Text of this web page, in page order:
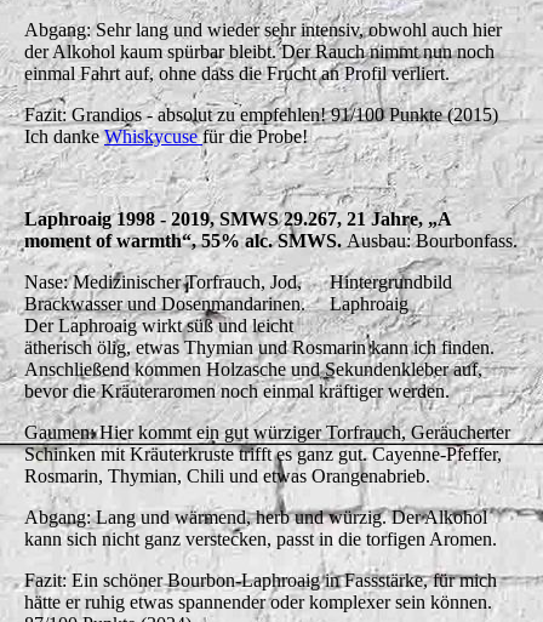
Abgang: Sehr lang und wieder sehr intensiv, obwohl auch hier
der Alkohol kaum spürbar bleibt. Der Rauch nimmt nun noch
einmal Fahrt auf, ohne dass die Frucht an Profil verliert.
Fazit: Grandios - absolut zu empfehlen! 91/100 Punkte (2015)
Ich dankeWhiskycusefür die Probe!
Laphroaig 1998 - 2019, SMWS 29.267, 21 Jahre, „A
moment of warmth“, 55% alc. SMWS. Ausbau: Bourbonfass.
Hintergrundbild
Laphroaig
Nase: Medizinischer Torfrauch, Jod,
Brackwasser und Dosenmandarinen.
Der Laphroaig wirkt süß und leicht
ätherisch ölig, etwas Thymian und Rosmarin kann ich finden.
Anschließend kommen Holzasche und Sekundenkleber auf,
bevor die Kräuteraromen noch einmal kräftiger werden.
Gaumen: Hier kommt ein gut würziger Torfrauch, Geräucherter
Schinken mit Kräuterkruste trifft es ganz gut. Cayenne-Pfeffer,
Rosmarin, Thymian, Chili und etwas Orangenabrieb.
Abgang: Lang und wärmend, herb und würzig. Der Alkohol
kann sich nicht ganz verstecken, passt in die torfigen Aromen.
Fazit: Ein schöner Bourbon-Laphroaig in Fassstärke, für mich
hätte er ruhig etwas spannender oder komplexer sein können.